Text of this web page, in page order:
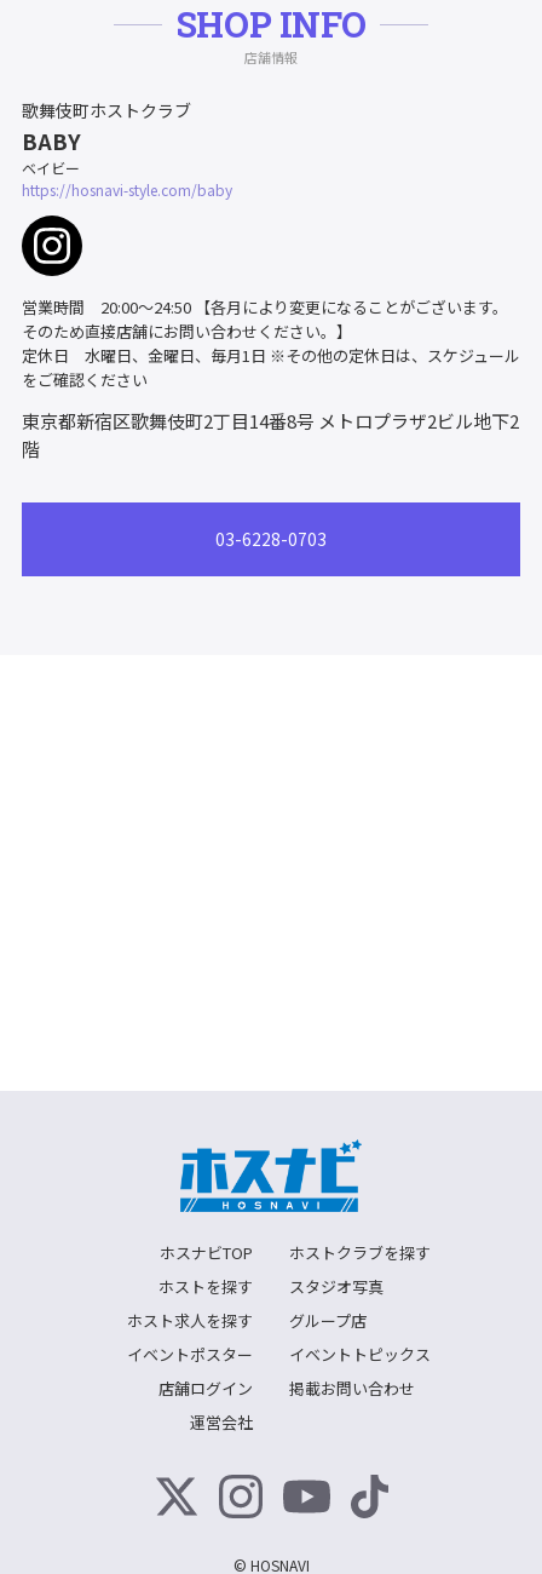
SHOP INFO
店舗情報
歌舞伎町ホストクラブ
BABY
ベイビー
https://hosnavi-style.com/baby
営業時間 20:00～24:50 【各月により変更になることがございます。
そのため直接店舗にお問い合わせください。】
定休日 水曜日、金曜日、毎月1日 ※その他の定休日は、スケジュール
をご確認ください
東京都新宿区歌舞伎町2丁目14番8号 メトロプラザ2ビル地下2
階
03-6228-0703
ホスナビTOP
ホストクラブを探す
ホストを探す
スタジオ写真
ホスト求人を探す
グループ店
イベントポスター
イベントトピックス
店舗ログイン
掲載お問い合わせ
運営会社
© HOSNAVI